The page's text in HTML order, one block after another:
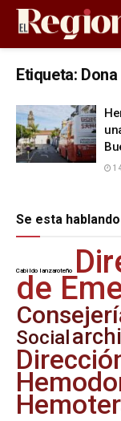
Etiqueta:
Se esta
Cabildo lanzaroteño
de
Social